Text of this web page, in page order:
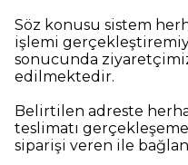
Söz konusu sistem
işlemi
sonucunda
edilmektedir.
Belirtilen adreste
teslimatı
siparişi veren ile